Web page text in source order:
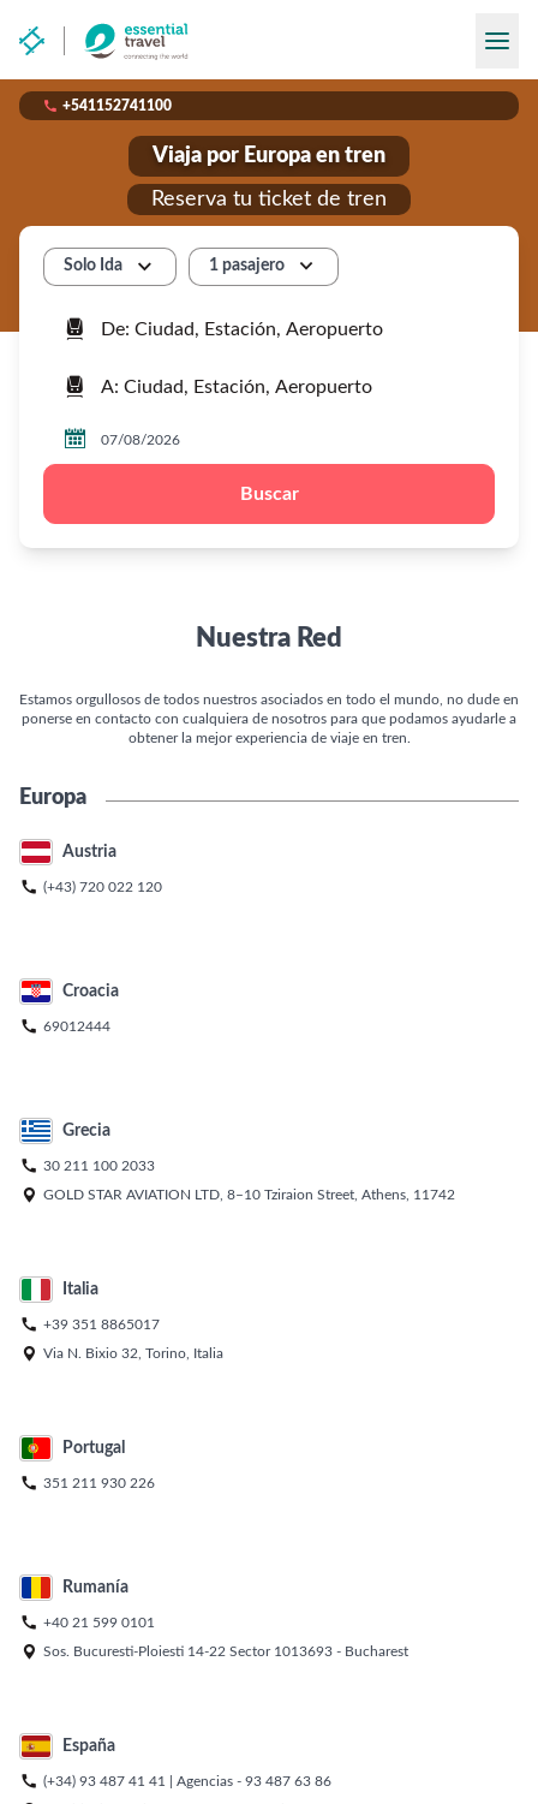
 +541152741100
Viaja por Europa en tren
Reserva tu ticket de tren
Solo Ida  1 pasajero 



Buscar
Nuestra Red
Estamos orgullosos de todos nuestros asociados en todo el mundo, no dude en
ponerse en contacto con cualquiera de nosotros para que podamos ayudarle a
obtener la mejor experiencia de viaje en tren.
Europa
Austria
 (+43) 720 022 120
Croacia
 69012444
Grecia
 30 211 100 2033
 GOLD STAR AVIATION LTD, 8–10 Tziraion Street, Athens, 11742
Italia
 +39 351 8865017
 Via N. Bixio 32, Torino, Italia
Portugal
 351 211 930 226
Rumanía
 +40 21 599 0101
 Sos. Bucuresti-Ploiesti 14-22 Sector 1013693 - Bucharest
España
 (+34) 93 487 41 41 | Agencias - 93 487 63 86